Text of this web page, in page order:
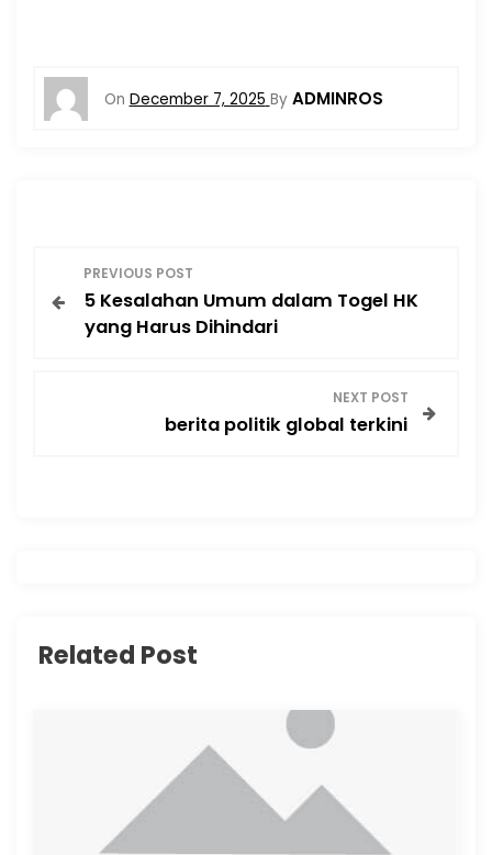
On December 7, 2025 By ADMINROS
o
g
PREVIOUS POST
5 Kesalahan Umum dalam Togel HK
yang Harus Dihindari
NEXT POST
berita politik global terkini
Related Post